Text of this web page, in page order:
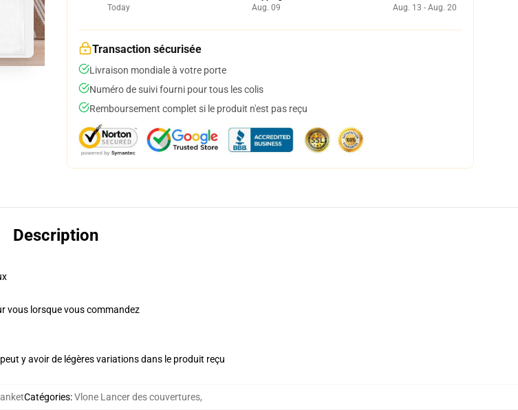
Today
Aug. 09
Aug. 13 - Aug. 20
Transaction sécurisée
Livraison mondiale à votre porte
Numéro de suivi fourni pour tous les colis
Remboursement complet si le produit n'est pas reçu
Description
vous lorsque vous commandez
y avoir de légères variations dans le produit reçu
Catégories:Vlone Lancer des couvertures,